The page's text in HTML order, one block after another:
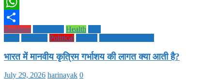
Twitter
WhatsApp
Share
Business Health
Political
भारत में मानवीय कृत्रिम गर्भाशय की लागत क्या आती है?
July 29, 2026 harinayak 0